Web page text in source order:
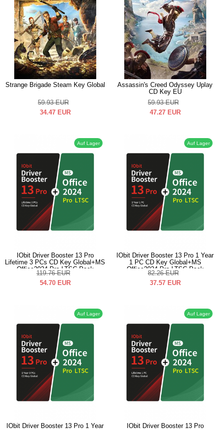
Strange Brigade Steam Key Global
59.93 EUR
34.47 EUR
Assassin's Creed Odyssey Uplay
CD Key EU
59.93 EUR
47.27 EUR
Auf Lager
IObit Driver Booster 13 Pro
Lifetime 3 PCs CD Key Global+MS
Office2024 Pro LTSC Pack
119.76 EUR
54.70 EUR
Auf Lager
IObit Driver Booster 13 Pro 1 Year
1 PC CD Key Global+MS
Office2024 Pro LTSC Pack
82.26 EUR
37.57 EUR
Auf Lager
IObit Driver Booster 13 Pro 1 Year
Auf Lager
IObit Driver Booster 13 Pro